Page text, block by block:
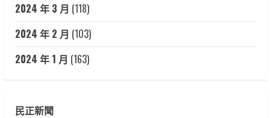
2024 年 3 月 (118)
2024 年 2 月 (103)
2024 年 1 月 (163)
民正新聞